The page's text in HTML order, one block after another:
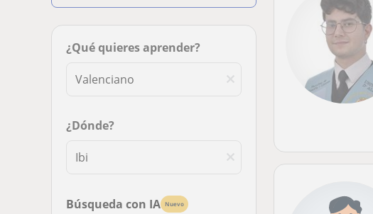
¿Qué quieres aprender?
¿Dónde?
Búsqueda con IA Nuevo